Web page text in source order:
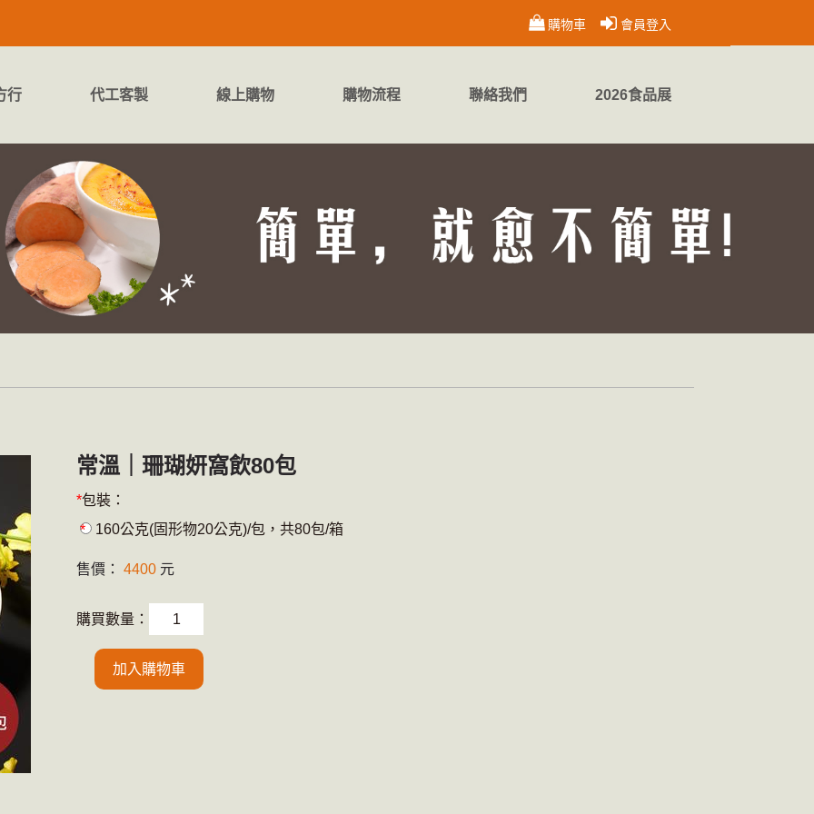
購物車 會員登入
行 代工客製 線上購物 購物流程 聯絡我們 2026食品展
常溫｜珊瑚妍窩飲80包
包裝：
160公克(固形物20公克)/包，共80包/箱
售價： 4400 元
購買數量：